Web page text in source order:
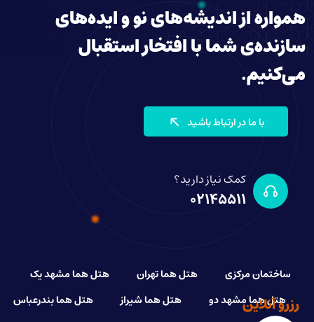
همواره از اندیشه‌های نو و ایده‌های
سازنده‌ی شما با افتخار استقبال
می‌کنیم.
با ما در ارتباط باشید
کمک نیاز دارید؟
02145511
ساختمان مرکزی هتل هما تهران
هتل هما مشهد یک
هتل هما مشهد دو
هتل هما شیراز هتل هما بندرعباس رزرو آنلاین